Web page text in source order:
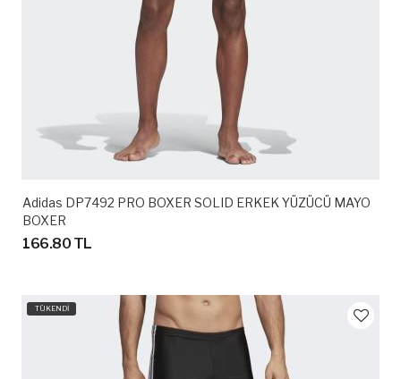
Adidas DP7492 PRO BOXER SOLID ERKEK YÜZÜCÜ MAYO
BOXER
166.80 TL
TÜKENDİ